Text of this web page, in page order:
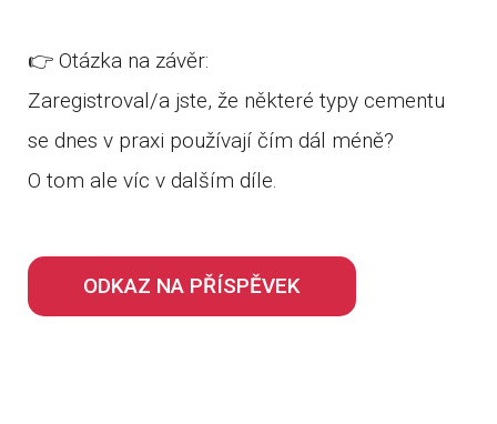
👉 Otázka na závěr:
Zaregistroval/a jste, že některé typy cementu
se dnes v praxi používají čím dál méně?
O tom ale víc v dalším díle.
ODKAZ NA PŘÍSPĚVEK